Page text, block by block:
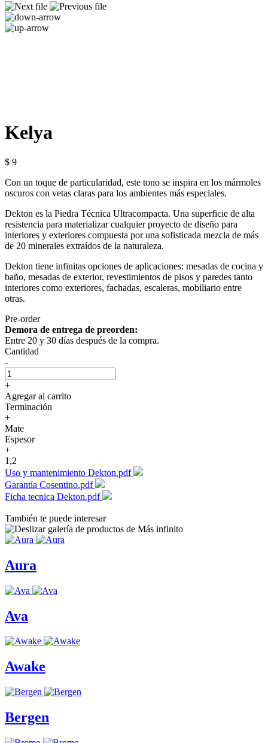
Kelya
$ 9
Con un toque de particularidad, este tono se inspira en los mármoles
oscuros con vetas claras para los ambientes más especiales.
Dekton es la Piedra Técnica Ultracompacta. Una superficie de alta
resistencia para materializar cualquier proyecto de diseño para
interiores y exteriores compuesta por una sofisticada mezcla de más
de 20 minerales extraídos de la naturaleza.
Dekton tiene infinitas opciones de aplicaciones: mesadas de cocina y
baño, mesadas de exterior, revestimientos de pisos y paredes tanto
interiores como exteriores, fachadas, escaleras, mobiliario entre
otras.
Pre-order
Demora de entrega de preorden:
Entre 20 y 30 días después de la compra.
Cantidad
-
+
Agregar al carrito
Terminación
+
Mate
Espesor
+
1,2
Uso y mantenimiento Dekton.pdf
Garantía Cosentino.pdf
Ficha tecnica Dekton.pdf
También te puede interesar
Aura
Ava
Awake
Bergen